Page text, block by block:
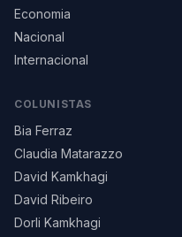
Economia
Nacional
Internacional
COLUNISTAS
Bia Ferraz
Claudia Matarazzo
David Kamkhagi
David Ribeiro
Dorli Kamkhagi